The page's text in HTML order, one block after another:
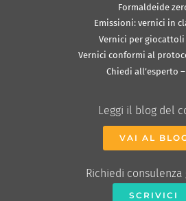
Formaldeide
Emissioni: vernici in
Vernici per giocattoli
Vernici conformi al
Chiedi all’esperto –
Leggi il blog del
VAI AL
Richiedi consulenza
SCRIVICI